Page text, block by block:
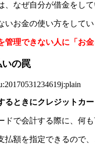
、なぜ自分が借金をし
いお金の使い方をして
管理できない人に「お
いの罠
るときにクレジットカ
ドで会計する際に、何
払額を指定できるので